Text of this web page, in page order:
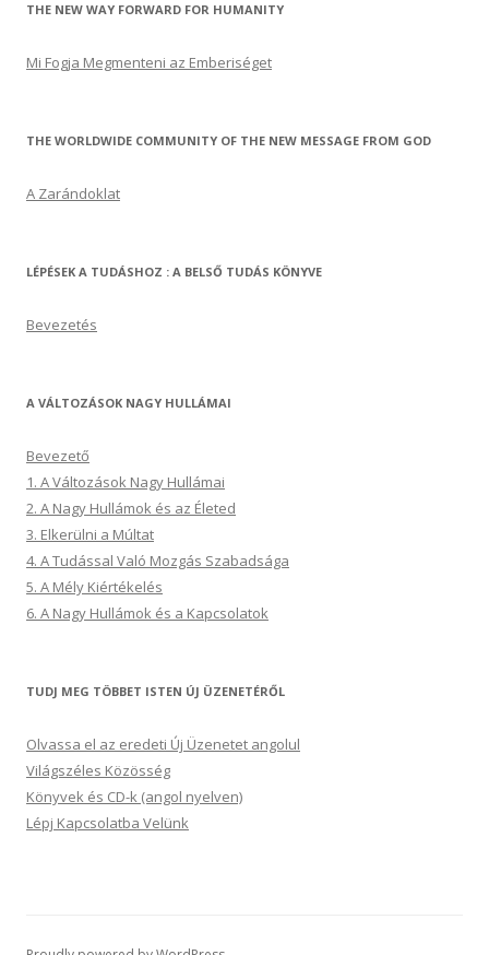
THE NEW WAY FORWARD FOR HUMANITY
Mi Fogja Megmenteni az Emberiséget
THE WORLDWIDE COMMUNITY OF THE NEW MESSAGE FROM GOD
A Zarándoklat
LÉPÉSEK A TUDÁSHOZ : A BELSŐ TUDÁS KÖNYVE
Bevezetés
A VÁLTOZÁSOK NAGY HULLÁMAI
Bevezető
1. A Változások Nagy Hullámai
2. A Nagy Hullámok és az Életed
3. Elkerülni a Múltat
4. A Tudással Való Mozgás Szabadsága
5. A Mély Kiértékelés
6. A Nagy Hullámok és a Kapcsolatok
TUDJ MEG TÖBBET ISTEN ÚJ ÜZENETÉRŐL
Olvassa el az eredeti Új Üzenetet angolul
Világszéles Közösség
Könyvek és CD-k (angol nyelven)
Lépj Kapcsolatba Velünk